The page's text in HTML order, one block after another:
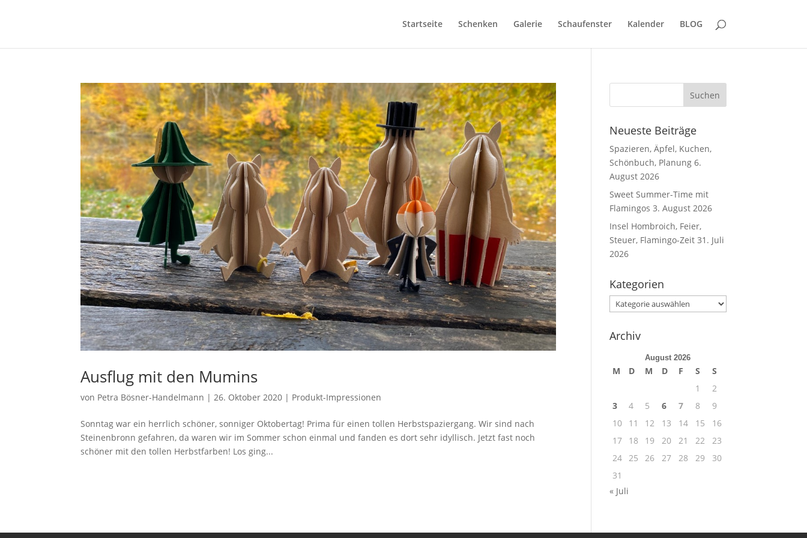
Startseite Schenken Galerie Schaufenster Kalender BLOG
Ausflug mit den Mumins
von Petra Bösner-Handelmann | 26. Oktober 2020 | Produkt-Impressionen
Sonntag war ein herrlich schöner, sonniger Oktobertag! Prima für einen tollen Herbstspaziergang. Wir sind nach
Steinenbronn gefahren, da waren wir im Sommer schon einmal und fanden es dort sehr idyllisch. Jetzt fast noch
schöner mit den tollen Herbstfarben! Los ging...
Neueste Beiträge
Spazieren, Äpfel, Kuchen,
Schönbuch, Planung 6.
August 2026
Sweet Summer-Time mit
Flamingos 3. August 2026
Insel Hombroich, Feier,
Steuer, Flamingo-Zeit 31. Juli
2026
Kategorien
Kategorien
Archiv
August 2026
M D M D F S
S
1
2
3
4 5 6 7 8
9
10
11 12 13 14 15
16
17
18 19 20 21 22
23
24 25 26 27 28 29
30
31
« Juli